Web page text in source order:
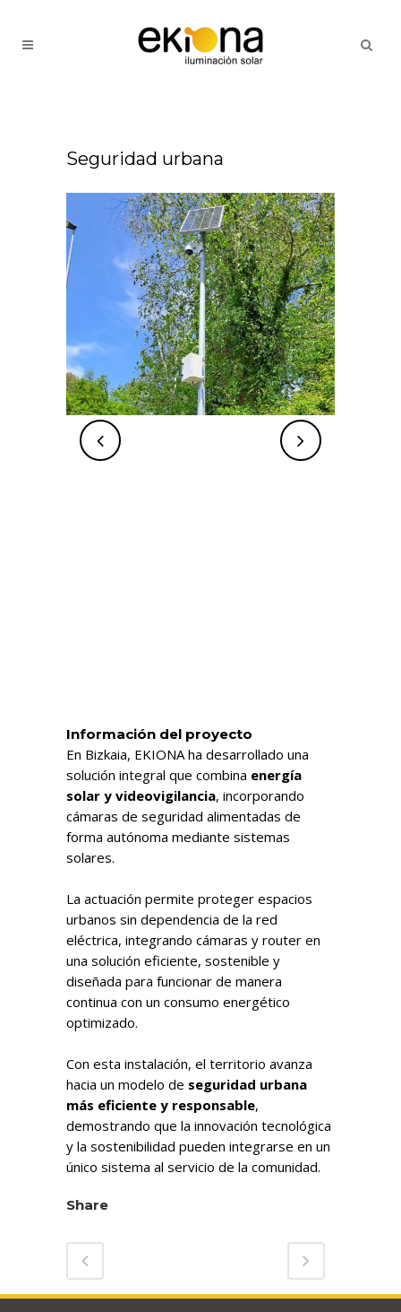
Seguridad urbana
Información del proyecto
En Bizkaia, EKIONA ha desarrollado una
solución integral que combina energía
solar y videovigilancia, incorporando
cámaras de seguridad alimentadas de
forma autónoma mediante sistemas
solares.
La actuación permite proteger espacios
urbanos sin dependencia de la red
eléctrica, integrando cámaras y router en
una solución eficiente, sostenible y
diseñada para funcionar de manera
continua con un consumo energético
optimizado.
Con esta instalación, el territorio avanza
hacia un modelo de seguridad urbana
más eficiente y responsable,
demostrando que la innovación tecnológica
y la sostenibilidad pueden integrarse en un
único sistema al servicio de la comunidad.
Share